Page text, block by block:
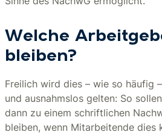
Welche
bleiben?
Freilich wird dies – wie so häufig
und ausnahmslos gelten: So
dann zu einem schriftlichen
bleiben, wenn Mitarbeitende dies